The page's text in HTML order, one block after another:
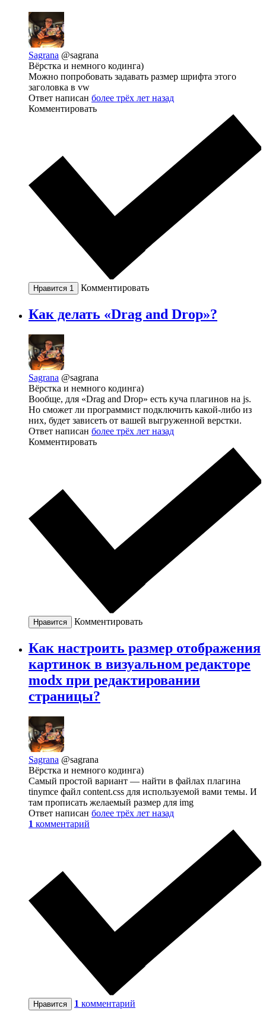
Sagrana @sagrana
Вёрстка и немного кодинга)
Можно попробовать задавать размер шрифта этого
заголовка в vw
Ответ написан более трёх лет назад
Комментировать
Нравится 1 Комментировать
Как делать «Drag and Drop»?
Sagrana @sagrana
Вёрстка и немного кодинга)
Вообще, для «Drag and Drop» есть куча плагинов на js.
Но сможет ли программист подключить какой-либо из
них, будет зависеть от вашей выгруженной верстки.
Ответ написан более трёх лет назад
Комментировать
Нравится Комментировать
Как настроить размер отображения
картинок в визуальном редакторе
modx при редактировании
страницы?
Sagrana @sagrana
Вёрстка и немного кодинга)
Самый простой вариант — найти в файлах плагина
tinymce файл content.css для используемой вами темы. И
там прописать желаемый размер для img
Ответ написан более трёх лет назад
1 комментарий
Нравится 1 комментарий